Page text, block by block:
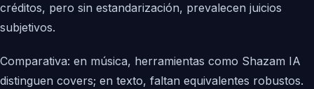
créditos, pero sin estandarización, prevalecen juicios
subjetivos.
Comparativa: en música, herramientas como Shazam IA
distinguen covers; en texto, faltan equivalentes robustos.